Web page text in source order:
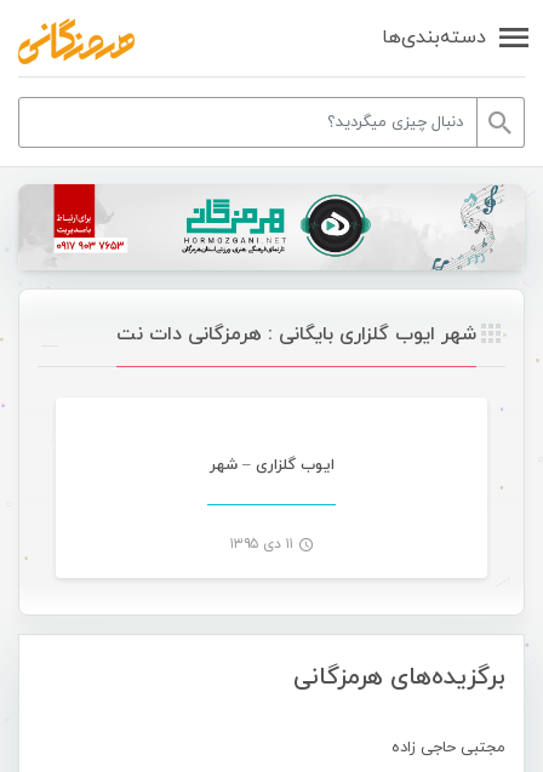
دسته‌بندی‌ها
برگزیده‌های هرمزگانی
مجتبی حاجی زاده
شهر ایوب گلزاری بایگانی : هرمزگانی دات نت
ایوب گلزاری – شهر
۱۱ دی ۱۳۹۵